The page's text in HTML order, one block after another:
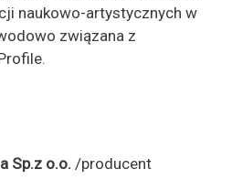
naukowo-artystycznych w
związana z
Sp.z o.o. /producent